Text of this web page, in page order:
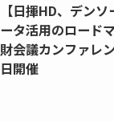
【日揮HD、デン
ータ活用のロード
財会議カンファレ
日開催